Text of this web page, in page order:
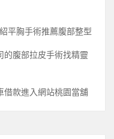
平胸手術推薦腹部整型
的腹部拉皮手術找精靈
借款進入網站桃園當舖